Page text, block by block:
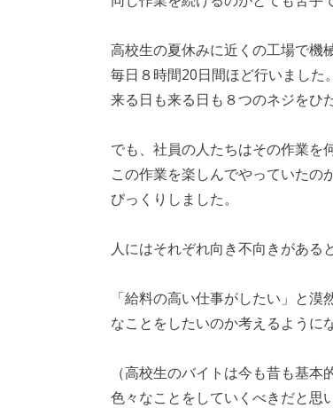
高校生の夏休みに近くの工場で機
毎日８時間20日間ほど行いました。
来る日も来る日も８つのネジをひ
でも、社員の人たちはその作業を
この作業を楽しんでやっていたの
びっくりしました。
人にはそれぞれ向き不向きがある
「給料の高い仕事がしたい」と
なことをしたいのか考えるように
（高校生のバイトは今も昔も基
色々なことをしていくべきだと思